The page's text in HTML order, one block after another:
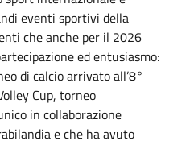
eventi sportivi della
che anche per il 2026
ed entusiasmo:
di calcio arrivato all’8°
Cup, torneo
in collaborazione
e che ha avuto